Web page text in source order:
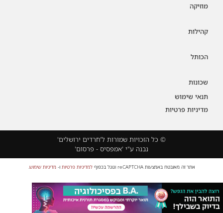
מוזיקה
קהילות
הכותל
שכונות
תנאי שימוש
מדיניות פרטיות
© כל הזכויות שמורות ל'חרדים ירושלים'
נבנה ע"י 'אמפסיס - פרסום'
אתר זה מאובטח באמצעות reCAPTCHA וגוגל בכפוף למדיניות פרטיות ו-מדיניות שימוש